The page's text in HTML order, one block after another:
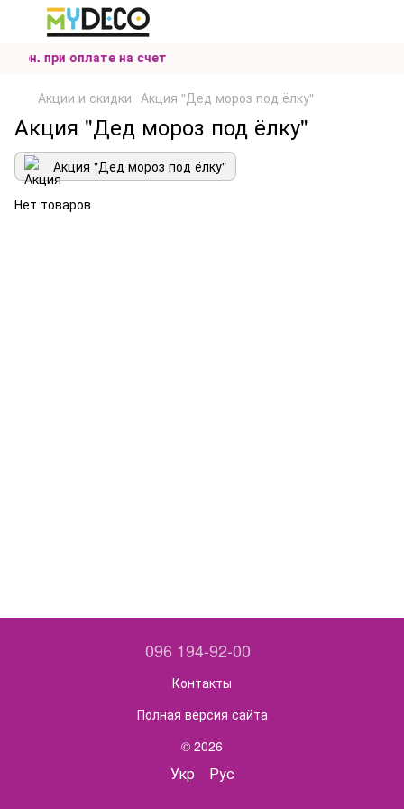
грн. при оплате на счет
Акции и скидки Акция "Дед мороз под ёлку"
Акция "Дед мороз под ёлку"
Акция "Дед мороз под ёлку"
Нет товаров
096 194-92-00
Контакты
Полная версия сайта
© 2026
Укр Рус